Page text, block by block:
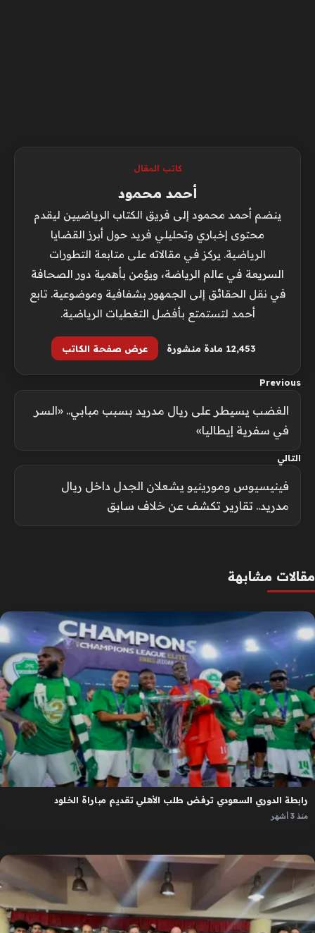
كاتب المقال
أحمد محمود
ينضم أحمد محمود إلى فريق الكتاب الرياضيين ليقدم
محتوى إخباري وتحليلي فريد حول أبرز القضايا
الرياضية. يركز في مقالاته على متابعة التطورات
السريعة في عالم الرياضة، ويؤمن بأهمية دور الصحافة
في نقل الحقائق إلى الجمهور بشفافية وموضوعية. تابع
أحمد لتستمتع بأفضل التغطيات الرياضية.
12٬453 مادة منشورة عرض صفحة الكاتب
Previous
الغضب يسيطر على ريال مدريد بسبب مبابي.. «السر
في سفرية إيطاليا»
التالي
فينيسيوس ومورينيو يشعلان الجدل داخل ريال
مدريد.. تقارير تكشف عن خلاف سابق
مقالات مشابهة
رابطة الدوري السعودي ترفض طلب الأهلي تقديم مباراة الخلود
منذ 3 أشهر